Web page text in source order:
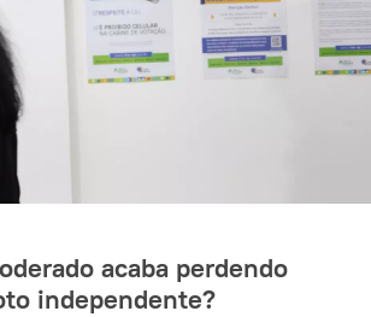
acaba perdendo
independente?